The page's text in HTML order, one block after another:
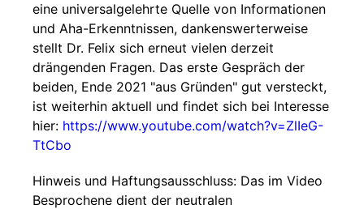
eine universalgelehrte Quelle von Informationen
und Aha-Erkenntnissen, dankenswerterweise
stellt Dr. Felix sich erneut vielen derzeit
drängenden Fragen. Das erste Gespräch der
beiden, Ende 2021 "aus Gründen" gut versteckt,
ist weiterhin aktuell und findet sich bei Interesse
hier: https://www.youtube.com/watch?v=ZlIeG-
TtCbo
Hinweis und Haftungsausschluss: Das im Video
Besprochene dient der neutralen